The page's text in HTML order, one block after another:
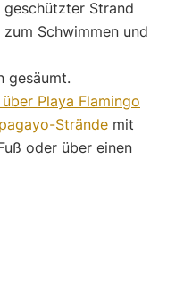
Strand
Schwimmen und
gesäumt.
Playa Flamingo
Strände mit
oder über einen